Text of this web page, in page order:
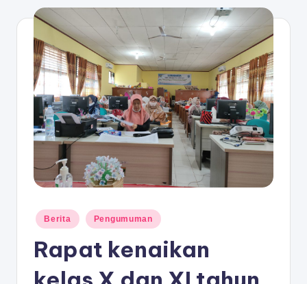
6
P
A
A
N
G
Posted
in
Berita Pengumuman
Rapat kenaikan